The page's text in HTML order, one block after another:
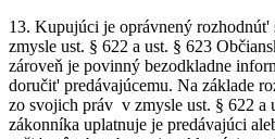
13. Kupujúci je oprávnený rozhodnút'
zmysle ust. § 622 a ust. § 623
zároveň je povinný bezodkladne
doručit' predávajúcemu. Na základe
zo svojich práv v zmysle ust. § 622 a
zákonníka uplatnuje je predávajúci